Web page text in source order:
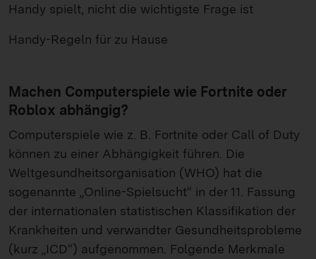
Handy spielt, nicht die wichtigste Frage ist
Handy-Regeln für zu Hause
Machen Computerspiele wie Fortnite oder
Roblox abhängig?
Computerspiele wie z. B. Fortnite oder Call of Duty
können zu einer Abhängigkeit führen. Die
Weltgesundheitsorganisation (WHO) hat die
sogenannte „Online-Spielsucht“ in der 11. Fassung
der internationalen statistischen Klassifikation der
Krankheiten und verwandter Gesundheitsprobleme
(kurz „ICD“) aufgenommen. Folgende Merkmale